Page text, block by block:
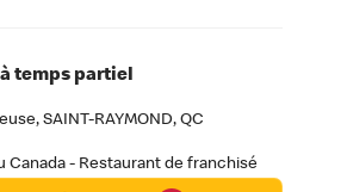
à temps partiel
SAINT-RAYMOND, QC
Canada - Restaurant de franchisé